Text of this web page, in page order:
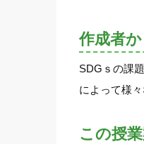
作成者
SDGｓの課
によって様
この授